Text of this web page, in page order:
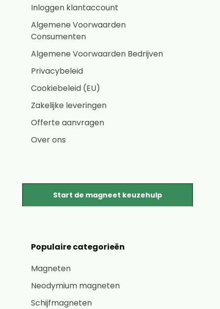
Inloggen klantaccount
Algemene Voorwaarden
Consumenten
Algemene Voorwaarden Bedrijven
Privacybeleid
Cookiebeleid (EU)
Zakelijke leveringen
Offerte aanvragen
Over ons
Start de magneet keuzehulp
Populaire categorieën
Magneten
Neodymium magneten
Schijfmagneten